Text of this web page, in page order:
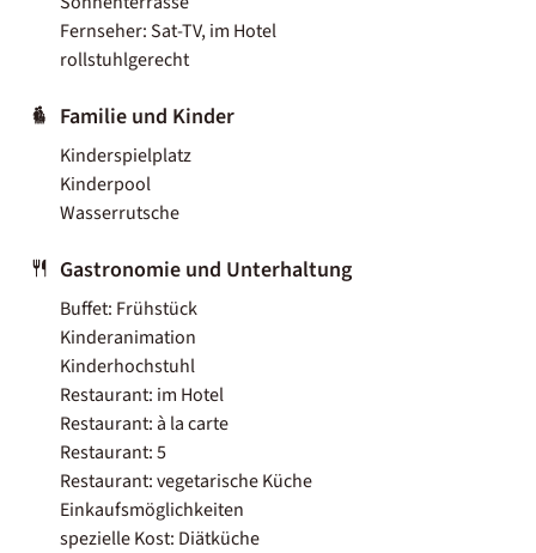
Fernseher: Sat-TV, im Hotel
rollstuhlgerecht
Familie und Kinder
Kinderspielplatz
Kinderpool
Wasserrutsche
Gastronomie und Unterhaltung
Buffet: Frühstück
Kinderanimation
Kinderhochstuhl
Restaurant: im Hotel
Restaurant: à la carte
Restaurant: 5
Restaurant: vegetarische Küche
Einkaufsmöglichkeiten
spezielle Kost: Diätküche